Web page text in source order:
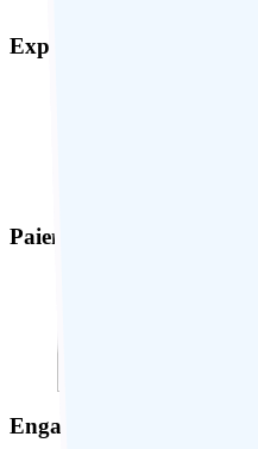
Expérience sur-mesure
Paiement sécurisé
Engagement responsable